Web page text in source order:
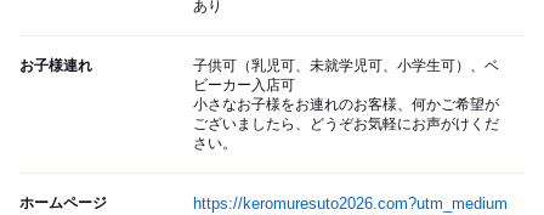
あり
お子様連れ
子供可（乳児可、未就学児可、小学生可）、ベ
ビーカー入店可
小さなお子様をお連れのお客様、何かご希望が
ございましたら、どうぞお気軽にお声がけくだ
さい。
ホームページ
https://keromuresuto2026.com?utm_medium